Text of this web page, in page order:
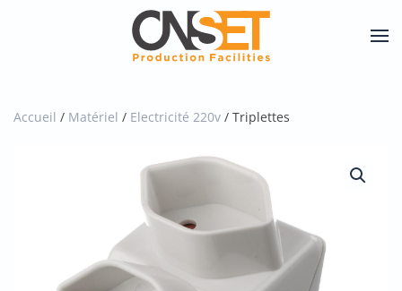
content
Accueil / Matériel / Electricité 220v / Triplettes